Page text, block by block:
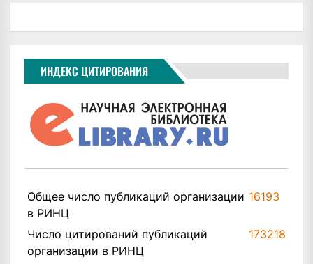
ИНДЕКС ЦИТИРОВАНИЯ
Общее число публикаций организации
в РИНЦ
16193
Число цитирований публикаций
организации в РИНЦ
173218